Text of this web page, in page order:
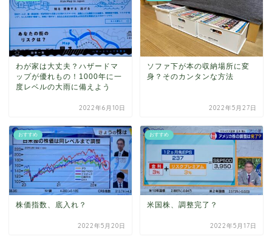
わが家は大丈夫？ハザードマ
ップが優れもの！1000年に一
度レベルの大雨に備えよう
2022年6月10日
ソファ下が本の収納場所に変
身？そのカンタンな方法
2022年5月27日
おすすめ
株価指数、底入れ？
2022年5月20日
おすすめ
米国株、調整完了？
2022年5月17日